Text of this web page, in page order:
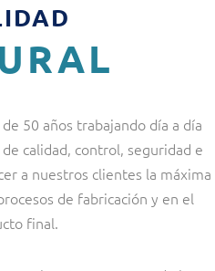
50 años trabajando día a día
calidad, control, seguridad e
a nuestros clientes la máxima
de fabricación y en el
final.